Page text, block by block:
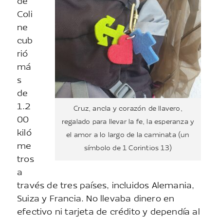
Cruz, ancla y corazón de llavero,
regalado para llevar la fe, la esperanza y
el amor a lo largo de la caminata (un
símbolo de 1 Corintios 13)
de
Coli
ne
cub
rió
má
s
de
1.2
00
kiló
me
tros
a
través de tres países, incluidos Alemania,
Suiza y Francia. No llevaba dinero en
efectivo ni tarjeta de crédito y dependía al